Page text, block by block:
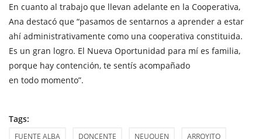
En cuanto al trabajo que llevan adelante en la Cooperativa,
Ana destacó que “pasamos de sentarnos a aprender a estar
ahí administrativamente como una cooperativa constituida.
Es un gran logro. El Nueva Oportunidad para mí es familia,
porque hay contención, te sentís acompañado
en todo momento”.
Tags:
FUENTE ALBA DONCENTE NEUQUEN ARROYITO